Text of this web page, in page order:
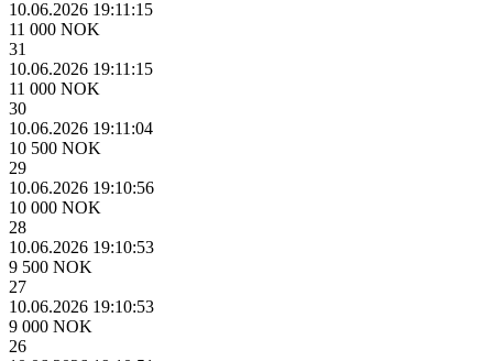
10.06.2026 19:11:15
11 000 NOK
31
10.06.2026 19:11:15
11 000 NOK
30
10.06.2026 19:11:04
10 500 NOK
29
10.06.2026 19:10:56
10 000 NOK
28
10.06.2026 19:10:53
9 500 NOK
27
10.06.2026 19:10:53
9 000 NOK
26